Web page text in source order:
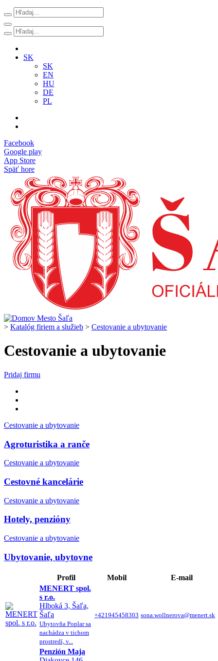
SK
SK
EN
HU
DE
PL
Facebook
Google play
App Store
Späť hore
> Katalóg firiem a služieb > Cestovanie a ubytovanie
Cestovanie a ubytovanie
Pridaj firmu
Cestovanie a ubytovanie
Agroturistika a ranče
Cestovanie a ubytovanie
Cestovné kancelárie
Cestovanie a ubytovanie
Hotely, penzióny
Cestovanie a ubytovanie
Ubytovanie, ubytovne
Profil Mobil
E-mail
MENERT spol.
s r.o.
Hlboká 3, Šaľa,
Šaľa
Ubytovňa Poplar sa
nachádza v tichom
prostredí, v...
+421945458303 sona.wollnerova@menert.sk
Penzión Maja